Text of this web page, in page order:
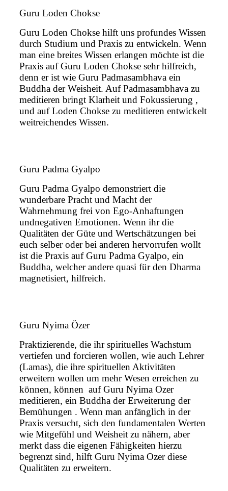
Guru Loden Chokse
Guru Loden Chokse hilft uns profundes Wissen
durch Studium und Praxis zu entwickeln. Wenn
man eine breites Wissen erlangen möchte ist die
Praxis auf Guru Loden Chokse sehr hilfreich,
denn er ist wie Guru Padmasambhava ein
Buddha der Weisheit. Auf Padmasambhava zu
meditieren bringt Klarheit und Fokussierung ,
und auf Loden Chokse zu meditieren entwickelt
weitreichendes Wissen.
Guru Padma Gyalpo
Guru Padma Gyalpo demonstriert die
wunderbare Pracht und Macht der
Wahrnehmung frei von Ego-Anhaftungen
undnegativen Emotionen. Wenn ihr die
Qualitäten der Güte und Wertschätzungen bei
euch selber oder bei anderen hervorrufen wollt
ist die Praxis auf Guru Padma Gyalpo, ein
Buddha, welcher andere quasi für den Dharma
magnetisiert, hilfreich.
Guru Nyima Özer
Praktizierende, die ihr spirituelles Wachstum
vertiefen und forcieren wollen, wie auch Lehrer
(Lamas), die ihre spirituellen Aktivitäten
erweitern wollen um mehr Wesen erreichen zu
können, können auf Guru Nyima Ozer
meditieren, ein Buddha der Erweiterung der
Bemühungen . Wenn man anfänglich in der
Praxis versucht, sich den fundamentalen Werten
wie Mitgefühl und Weisheit zu nähern, aber
merkt dass die eigenen Fähigkeiten hierzu
begrenzt sind, hilft Guru Nyima Ozer diese
Qualitäten zu erweitern.